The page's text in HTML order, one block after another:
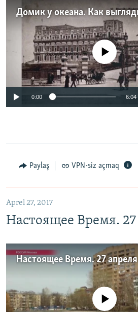
No media source
0:00 6:04
Paylaş VPN-siz açmaq
Aprel 27, 2017
Настоящее Время. 27
Настоящее Время. 27 апреля
No media source